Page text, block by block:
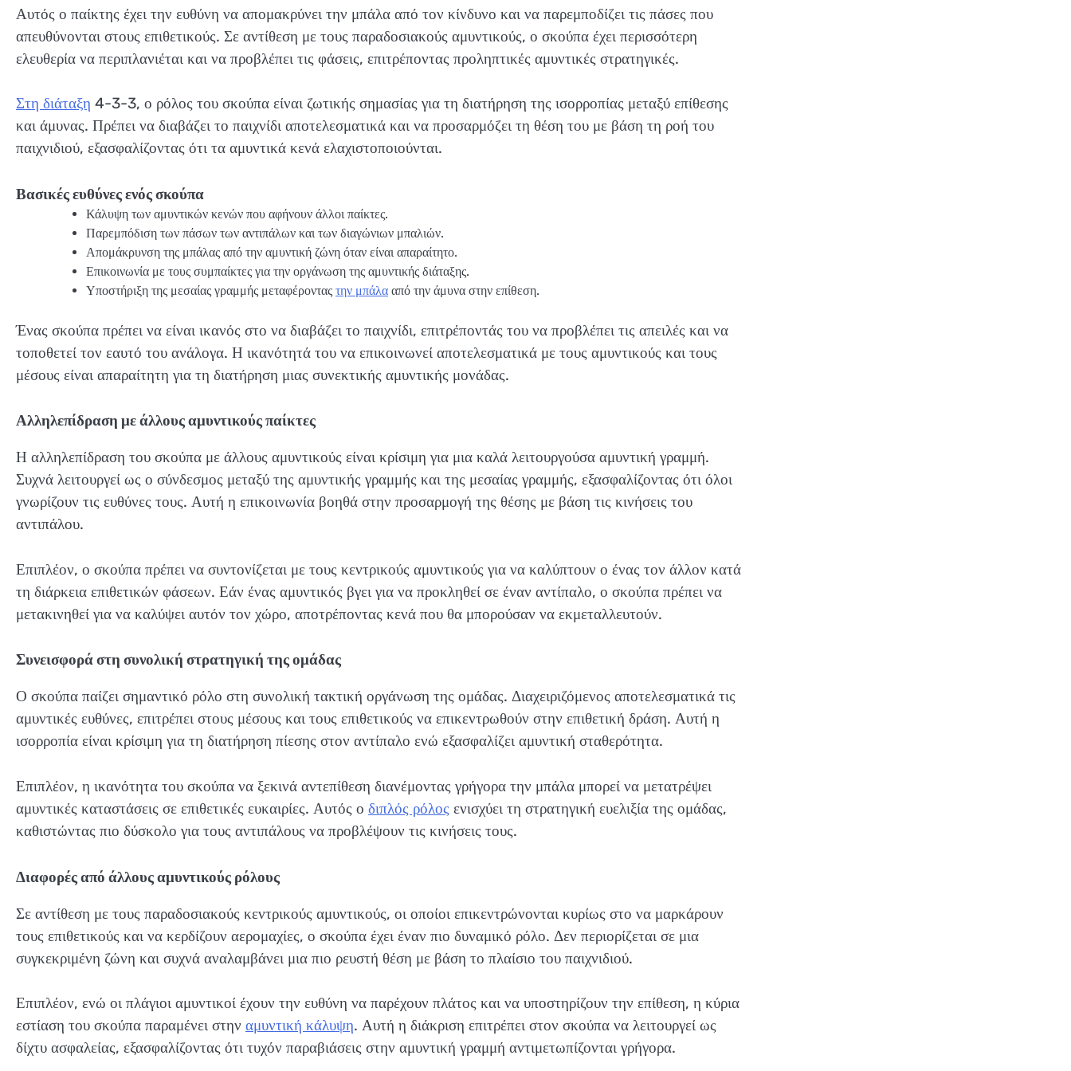
Αυτός ο παίκτης έχει την ευθύνη να απομακρύνει την μπάλα από τον κίνδυνο και να παρεμποδίζει τις πάσες που
απευθύνονται στους επιθετικούς. Σε αντίθεση με τους παραδοσιακούς αμυντικούς, ο σκούπα έχει περισσότερη
ελευθερία να περιπλανιέται και να προβλέπει τις φάσεις, επιτρέποντας προληπτικές αμυντικές στρατηγικές.
Στη διάταξη 4-3-3, ο ρόλος του σκούπα είναι ζωτικής σημασίας για τη διατήρηση της ισορροπίας μεταξύ επίθεσης
και άμυνας. Πρέπει να διαβάζει το παιχνίδι αποτελεσματικά και να προσαρμόζει τη θέση του με βάση τη ροή του
παιχνιδιού, εξασφαλίζοντας ότι τα αμυντικά κενά ελαχιστοποιούνται.
Βασικές ευθύνες ενός σκούπα
Κάλυψη των αμυντικών κενών που αφήνουν άλλοι παίκτες.
Παρεμπόδιση των πάσων των αντιπάλων και των διαγώνιων μπαλιών.
Απομάκρυνση της μπάλας από την αμυντική ζώνη όταν είναι απαραίτητο.
Επικοινωνία με τους συμπαίκτες για την οργάνωση της αμυντικής διάταξης.
Υποστήριξη της μεσαίας γραμμής μεταφέροντας την μπάλα από την άμυνα στην επίθεση.
Ένας σκούπα πρέπει να είναι ικανός στο να διαβάζει το παιχνίδι, επιτρέποντάς του να προβλέπει τις απειλές και να
τοποθετεί τον εαυτό του ανάλογα. Η ικανότητά του να επικοινωνεί αποτελεσματικά με τους αμυντικούς και τους
μέσους είναι απαραίτητη για τη διατήρηση μιας συνεκτικής αμυντικής μονάδας.
Αλληλεπίδραση με άλλους αμυντικούς παίκτες
Η αλληλεπίδραση του σκούπα με άλλους αμυντικούς είναι κρίσιμη για μια καλά λειτουργούσα αμυντική γραμμή.
Συχνά λειτουργεί ως ο σύνδεσμος μεταξύ της αμυντικής γραμμής και της μεσαίας γραμμής, εξασφαλίζοντας ότι όλοι
γνωρίζουν τις ευθύνες τους. Αυτή η επικοινωνία βοηθά στην προσαρμογή της θέσης με βάση τις κινήσεις του
αντιπάλου.
Επιπλέον, ο σκούπα πρέπει να συντονίζεται με τους κεντρικούς αμυντικούς για να καλύπτουν ο ένας τον άλλον κατά
τη διάρκεια επιθετικών φάσεων. Εάν ένας αμυντικός βγει για να προκληθεί σε έναν αντίπαλο, ο σκούπα πρέπει να
μετακινηθεί για να καλύψει αυτόν τον χώρο, αποτρέποντας κενά που θα μπορούσαν να εκμεταλλευτούν.
Συνεισφορά στη συνολική στρατηγική της ομάδας
Ο σκούπα παίζει σημαντικό ρόλο στη συνολική τακτική οργάνωση της ομάδας. Διαχειριζόμενος αποτελεσματικά τις
αμυντικές ευθύνες, επιτρέπει στους μέσους και τους επιθετικούς να επικεντρωθούν στην επιθετική δράση. Αυτή η
ισορροπία είναι κρίσιμη για τη διατήρηση πίεσης στον αντίπαλο ενώ εξασφαλίζει αμυντική σταθερότητα.
Επιπλέον, η ικανότητα του σκούπα να ξεκινά αντεπίθεση διανέμοντας γρήγορα την μπάλα μπορεί να μετατρέψει
αμυντικές καταστάσεις σε επιθετικές ευκαιρίες. Αυτός ο διπλός ρόλος ενισχύει τη στρατηγική ευελιξία της ομάδας,
καθιστώντας πιο δύσκολο για τους αντιπάλους να προβλέψουν τις κινήσεις τους.
Διαφορές από άλλους αμυντικούς ρόλους
Σε αντίθεση με τους παραδοσιακούς κεντρικούς αμυντικούς, οι οποίοι επικεντρώνονται κυρίως στο να μαρκάρουν
τους επιθετικούς και να κερδίζουν αερομαχίες, ο σκούπα έχει έναν πιο δυναμικό ρόλο. Δεν περιορίζεται σε μια
συγκεκριμένη ζώνη και συχνά αναλαμβάνει μια πιο ρευστή θέση με βάση το πλαίσιο του παιχνιδιού.
Επιπλέον, ενώ οι πλάγιοι αμυντικοί έχουν την ευθύνη να παρέχουν πλάτος και να υποστηρίζουν την επίθεση, η κύρια
εστίαση του σκούπα παραμένει στην αμυντική κάλυψη. Αυτή η διάκριση επιτρέπει στον σκούπα να λειτουργεί ως
δίχτυ ασφαλείας, εξασφαλίζοντας ότι τυχόν παραβιάσεις στην αμυντική γραμμή αντιμετωπίζονται γρήγορα.